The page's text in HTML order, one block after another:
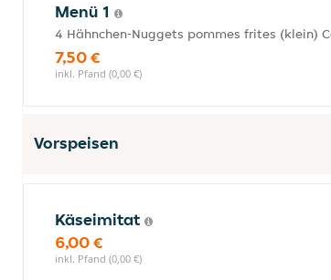
Menü 1
4 Hähnchen-Nuggets pommes frites (klein)
7,50 €
inkl. Pfand (0,00 €)
Vorspeisen
Käseimitat
6,00 €
inkl. Pfand (0,00 €)